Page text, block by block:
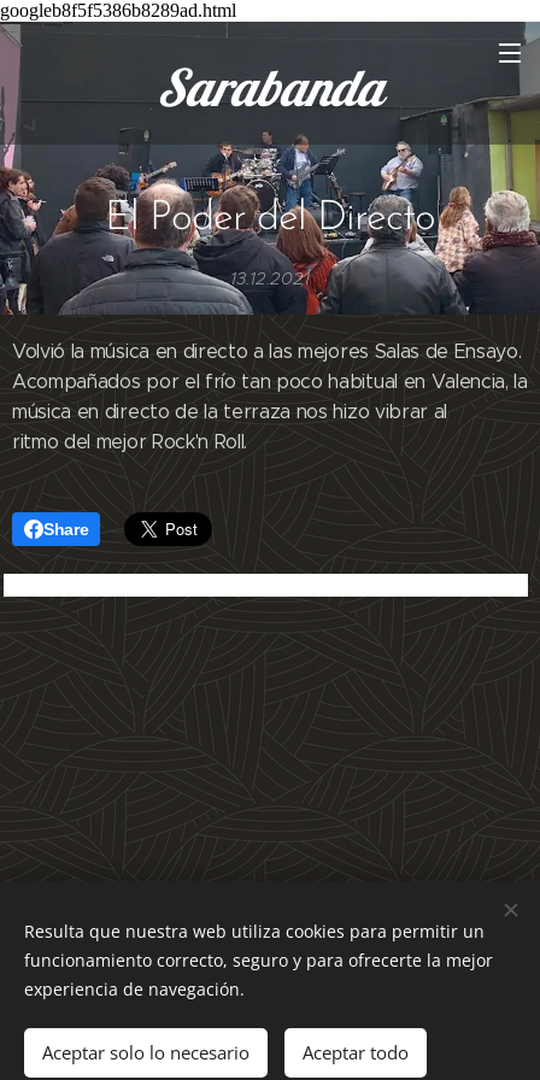
googleb8f5f5386b8289ad.html
Sarabanda
El Poder del Directo
13.12.2021
Volvió la música en directo a las mejores Salas de Ensayo.
Acompañados por el frío tan poco habitual en Valencia, la
música en directo de la terraza nos hizo vibrar al
ritmo del mejor Rock'n Roll.
Share
© 2021 SARABANDA GANGES SOUND SL
+34 607 669 663
info@sarabandaensayos.com
Ninguna baqueta fue dañada diseñando esta web
Resulta que nuestra web utiliza cookies para permitir un
funcionamiento correcto, seguro y para ofrecerte la mejor
experiencia de navegación.
Aceptar solo lo necesario Aceptar todo